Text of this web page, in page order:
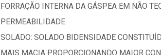
FORRAÇÃO INTERNA DA GÁSPEA EM NÃO
PERMEABILIDADE.
SOLADO: SOLADO BIDENSIDADE
MAIS MACIA PROPORCIONANDO MAIOR